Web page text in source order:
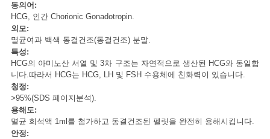
동의어:
HCG, 인간 Chorionic Gonadotropin.
외모:
멸균여과 백색 동결건조(동결건조) 분말.
특성:
HCG의 아미노산 서열 및 3차 구조는 자연적으로 생산된 HCG와 동일합
니다.따라서 HCG는 HCG, LH 및 FSH 수용체에 친화력이 있습니다.
청정:
>95%(SDS 페이지 분석).
용해도:
멸균 희석액 1ml를 첨가하고 동결건조된 펠릿을 완전히 용해시킵니다.
안정: